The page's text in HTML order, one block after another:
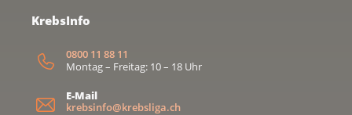
KrebsInfo
0800 11 88 11
Montag – Freitag: 10 – 18 Uhr
E-Mail
krebsinfo@krebsliga.ch